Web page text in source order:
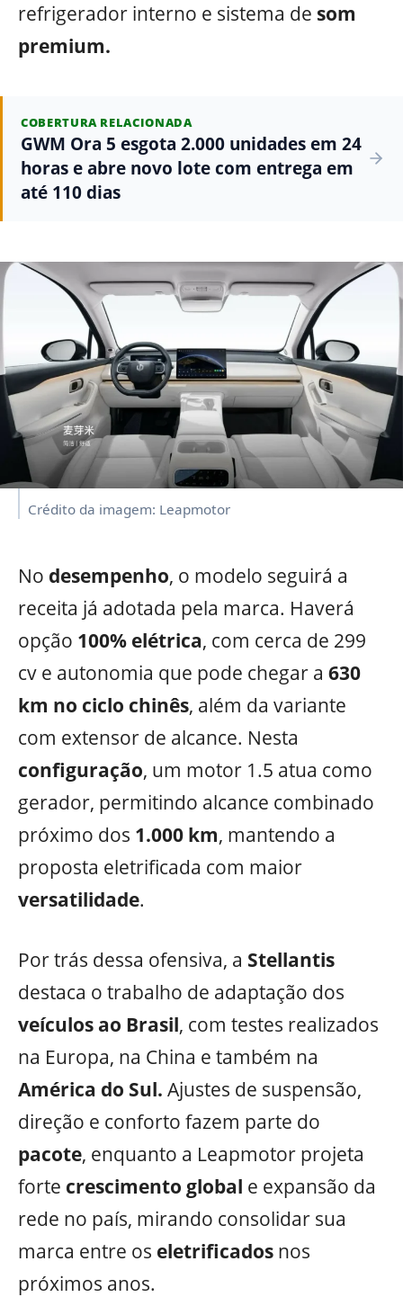
refrigerador interno e sistema de som
premium.
COBERTURA RELACIONADA
GWM Ora 5 esgota 2.000 unidades em 24
horas e abre novo lote com entrega em
até 110 dias
Crédito da imagem: Leapmotor
No desempenho, o modelo seguirá a
receita já adotada pela marca. Haverá
opção 100% elétrica, com cerca de 299
cv e autonomia que pode chegar a 630
km no ciclo chinês, além da variante
com extensor de alcance. Nesta
configuração, um motor 1.5 atua como
gerador, permitindo alcance combinado
próximo dos 1.000 km, mantendo a
proposta eletrificada com maior
versatilidade.
Por trás dessa ofensiva, a Stellantis
destaca o trabalho de adaptação dos
veículos ao Brasil, com testes realizados
na Europa, na China e também na
América do Sul. Ajustes de suspensão,
direção e conforto fazem parte do
pacote, enquanto a Leapmotor projeta
forte crescimento global e expansão da
rede no país, mirando consolidar sua
marca entre os eletrificados nos
próximos anos.